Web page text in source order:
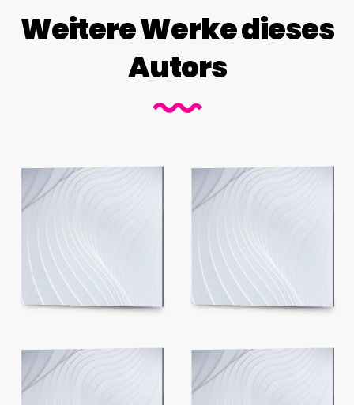
Weitere Werke dieses
Autors